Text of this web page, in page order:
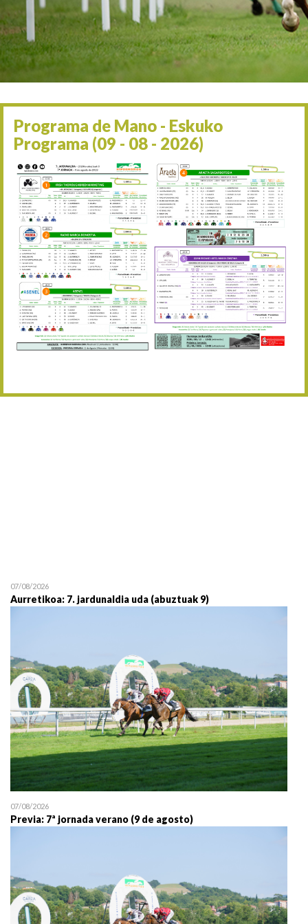
06/09 17:30 Irailaren 6a / 6 de
13/09 17:30 Irailaren 13a / 13 de
30/09 11:30 Irailaren 30a / 30 de
11/06 11:30
05/07 11:30 Uztailaren 5a / 5 de julio
12/07 11:30 Uztailaren 12a / 12 de
19/07 11:30 Uztailaren 19a / 19 de
25/07 11:30 Uztailaren 25a / 25 de
02/08 17:30 Abuztuaren 2a / 2 de
09/08 17:30 Abuztuaren 9a / 9 de
12/08 12:24 Abuztaren 12a / 12 de
15/08 17:05 Abuztuaren 15a / 15 de
30/08 17:30 Abuztuaren 30a / 30 de
19/07 11:30 Uztailaren 19a / 19 de
Programa de Mano - Eskuko
Programa (09 - 08 - 2026)
07/08/2026
Aurretikoa: 7. jardunaldia uda (abuztuak 9)
07/08/2026
Previa: 7ª jornada verano (9 de agosto)